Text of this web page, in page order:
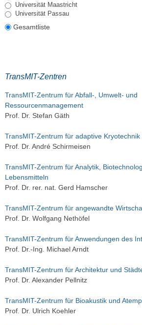
Universität Maastricht
Universität Passau
Gesamtliste
TransMIT-Zentren
TransMIT-Zentrum für Abfall-, Umwelt- und
Ressourcenmanagement
Prof. Dr. Stefan Gäth
TransMIT-Zentrum für adaptive
Prof. Dr. André Schirmeisen
TransMIT-Zentrum für Analytik,
Lebensmitteln
Prof. Dr. rer. nat. Gerd Hamscher
TransMIT-Zentrum für angewandte
Prof. Dr. Wolfgang Nethöfel
TransMIT-Zentrum für Anwendungen des
Prof. Dr.-Ing. Michael Arndt
TransMIT-Zentrum für Architektur und
Prof. Dr. Alexander Pellnitz
TransMIT-Zentrum für Bioakustik und
Prof. Dr. Ulrich Koehler